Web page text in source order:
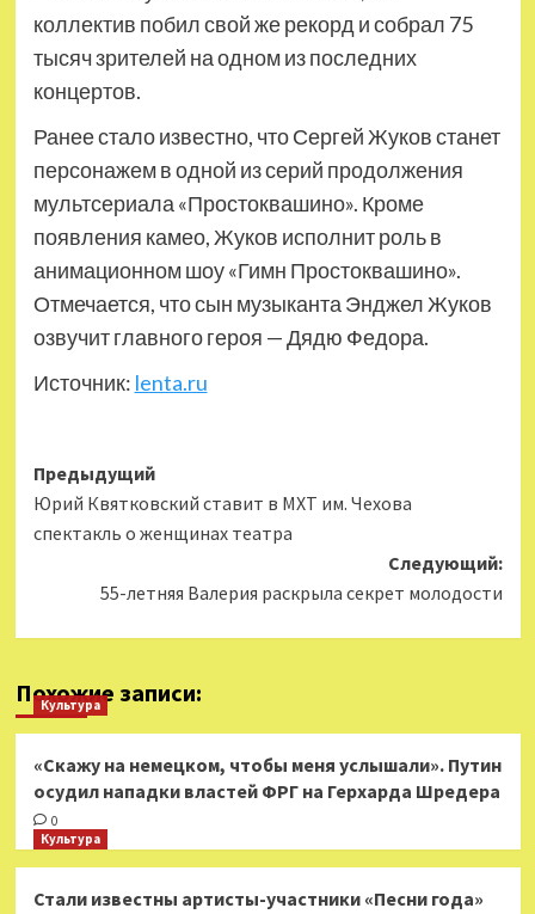
коллектив побил свой же рекорд и собрал 75
тысяч зрителей на одном из последних
концертов.
Ранее стало известно, что Сергей Жуков станет
персонажем в одной из серий продолжения
мультсериала «Простоквашино». Кроме
появления камео, Жуков исполнит роль в
анимационном шоу «Гимн Простоквашино».
Отмечается, что сын музыканта Энджел Жуков
озвучит главного героя — Дядю Федора.
Источник: lenta.ru
Навигация
записи
Предыдущий
Юрий Квятковский ставит в МХТ им. Чехова
спектакль о женщинах театра
Следующий:
55-летняя Валерия раскрыла секрет молодости
Похожие записи:
Культура
«Скажу на немецком, чтобы меня услышали». Путин
осудил нападки властей ФРГ на Герхарда Шредера
0
Культура
Стали известны артисты-участники «Песни года»